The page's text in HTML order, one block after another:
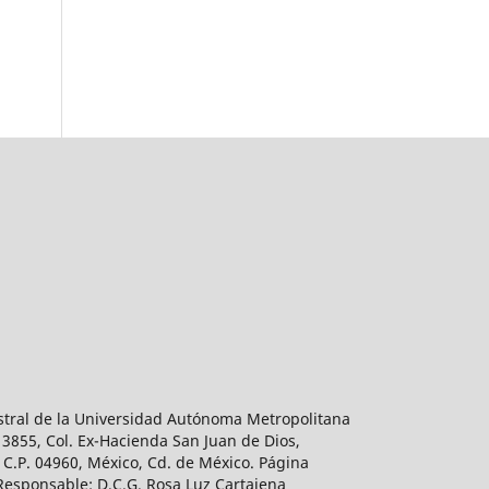
de la Universidad Autónoma Metropolitana
Col. Ex-Hacienda San Juan de Dios,
04960, México, Cd. de México. Página
D.C.G. Rosa Luz Cartajena